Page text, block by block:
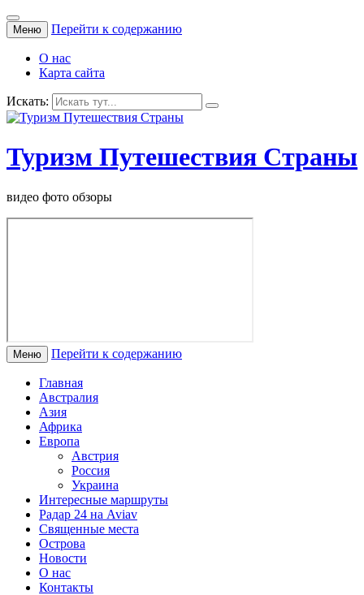
Меню Перейти к содержанию
О нас
Карта сайта
Искать:
Туризм Путешествия Страны
видео фото обзоры
Меню Перейти к содержанию
Главная
Австралия
Азия
Африка
Европа
Австрия
Россия
Украина
Интересные маршруты
Радар 24 на Aviav
Священные места
Острова
Новости
О нас
Контакты